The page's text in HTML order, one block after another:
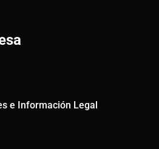
e Información Legal